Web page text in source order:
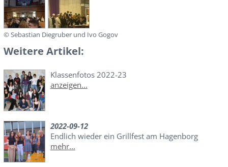
© Sebastian Diegruber und Ivo Gogov
Weitere Artikel:
Klassenfotos 2022-23
anzeigen...
2022-09-12
Endlich wieder ein Grillfest am Hagenborg
mehr...